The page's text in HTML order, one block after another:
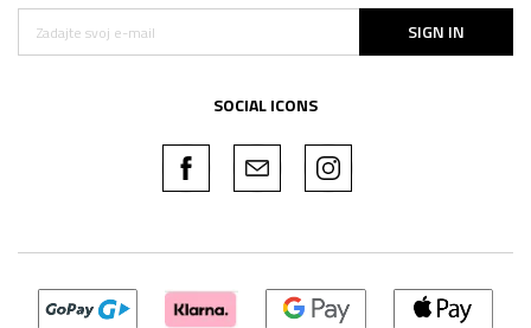
SIGN IN
SOCIAL ICONS